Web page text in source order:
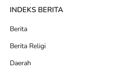
INDEKS BERITA
Berita
Berita Religi
Daerah